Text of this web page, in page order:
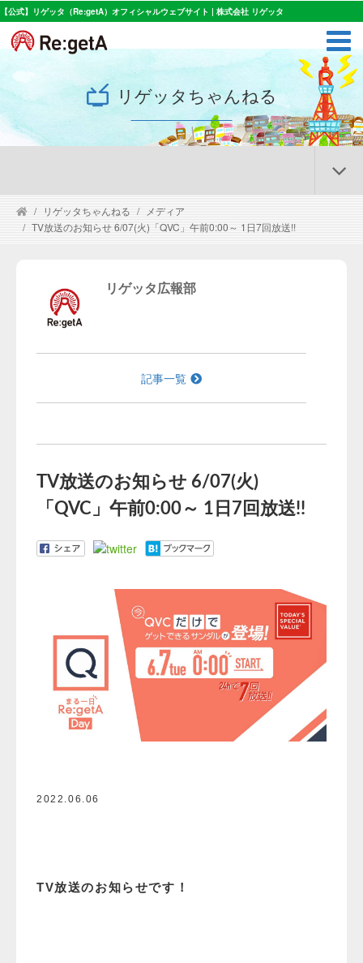
【公式】リゲッタ（Re:getA）オフィシャルウェブサイト | 株式会社 リゲッタ
リゲッタちゃんねる
リゲッタちゃんねる
メディア
TV放送のお知らせ 6/07(火)「QVC」午前0:00～ 1日7回放送!!
リゲッタ広報部
記事一覧
TV放送のお知らせ 6/07(火)
「QVC」午前0:00～ 1日7回放送!!
2022.06.06
TV放送のお知らせです！